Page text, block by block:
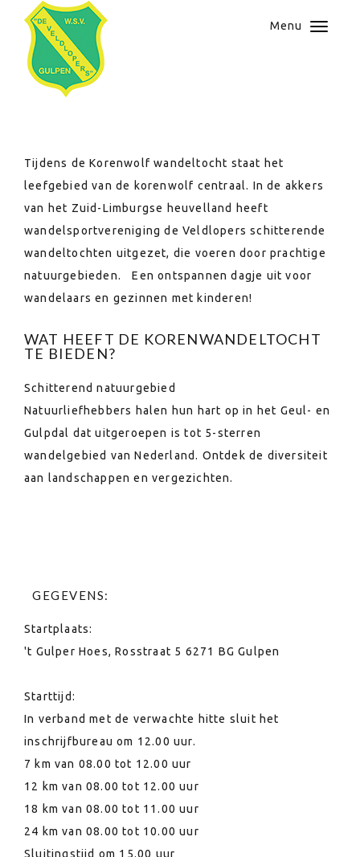
Menu
HET IDEALE DAGJE UIT VOOR HET HELE
GEZIN!
Tijdens de Korenwolf wandeltocht staat het
leefgebied van de korenwolf centraal. In de akkers
van het Zuid-Limburgse heuvelland heeft
wandelsportvereniging de Veldlopers schitterende
wandeltochten uitgezet, die voeren door prachtige
natuurgebieden. Een ontspannen dagje uit voor
wandelaars en gezinnen met kinderen!
WAT HEEFT DE KORENWANDELTOCHT
TE BIEDEN?
Schitterend natuurgebied
Natuurliefhebbers halen hun hart op in het Geul- en
Gulpdal dat uitgeroepen is tot 5-sterren
wandelgebied van Nederland. Ontdek de diversiteit
aan landschappen en vergezichten.
GEGEVENS:
Startplaats:
't Gulper Hoes, Rosstraat 5 6271 BG Gulpen
Starttijd:
In verband met de verwachte hitte sluit het
inschrijfbureau om 12.00 uur.
7 km van 08.00 tot 12.00 uur
12 km van 08.00 tot 12.00 uur
18 km van 08.00 tot 11.00 uur
24 km van 08.00 tot 10.00 uur
Sluitingstijd om 15.00 uur